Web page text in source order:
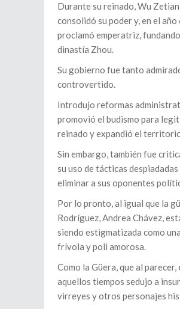
Durante su reinado, Wu Zetian
consolidó su poder y, en el año
proclamó emperatriz,
dinastía Zhou.
Su gobierno fue tanto
controvertido.
Introdujo reformas
promovió el budismo para
reinado y expandió el
Sin embargo, también fue
su uso de tácticas despiadadas
eliminar a sus oponentes
Por lo pronto, al igual que la
Rodríguez, Andrea Chávez,
siendo estigmatizada como
frívola y poli amorosa.
Como la Güera, que al parecer,
aquellos tiempos sedujo a
virreyes y otros personajes